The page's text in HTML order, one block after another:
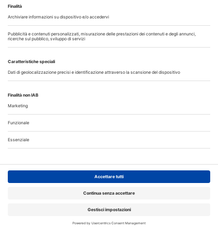
NORMATIVE 29 Luglio 2026
Stage nei laboratori odontotecnici
Focus sulle novità del Decreto Sicurezza. ANTLO ricorda le
regole e le responsabilità per titolare di laboratorio e
studente. Un ripasso che può essere utile
Approfondisci
APPROFONDIMENTI 28 Luglio 2026
Allenare la bocca per invecchiare meglio
esercizi orali e gli strumenti impiegati per misurarne l’impatto